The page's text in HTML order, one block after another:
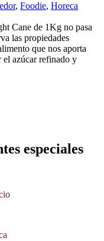
, Foodie, Horeca
Cane de 1Kg no pasa
las propiedades
que nos aporta
el azúcar refinado y
especiales